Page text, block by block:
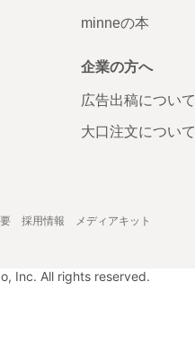
minneの本
企業の方へ
広告出稿について
大口注文について
採用情報 メディアキット
Inc. All rights reserved.